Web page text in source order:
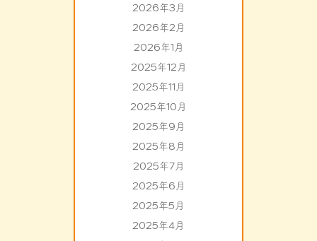
2026年3月
2026年2月
2026年1月
2025年12月
2025年11月
2025年10月
2025年9月
2025年8月
2025年7月
2025年6月
2025年5月
2025年4月